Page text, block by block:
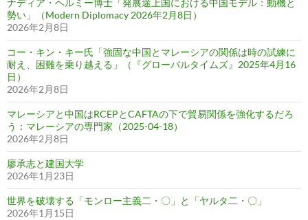
ナディア・ヘルミー博士「発展途上国における中国モデル：動機と
勢い」（Modern Diplomacy 2026年2月8日）
2026年2月8日
コー・キン・キー氏「強固な中国とマレーシアの関係は時の試練に
耐え、困難を乗り越える」（『グローバルタイムズ』2025年4月16
日）
2026年2月8日
マレーシアと中国はRCEPとCAFTAの下で貿易関係を強化するだろ
う：マレーシアの専門家（2025-04-18）
2026年2月8日
廖承志と建国大学
2026年1月23日
世界を破壊する「モンロー主義二・〇」と「ヤルタ二・〇」
2026年1月15日